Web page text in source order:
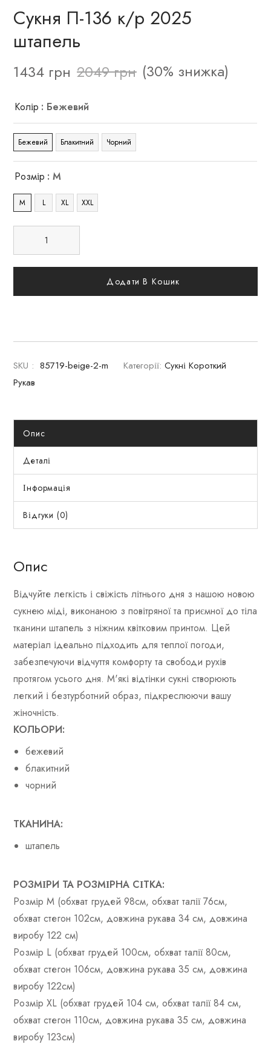
Сукня П-136 к/р 2025
штапель
1434 грн 2049грн (30% знижка)
Колір : Бежевий
Бежевий Блакитний Чорний
Розмір : M
M L XL XXL
Додати В Кошик
SKU : 85719-beige-2-m Категорії: Сукні Короткий
Рукав
Опис
Деталі
Інформація
Відгуки (0)
Опис
Відчуйте легкість і свіжість літнього дня з нашою новою
сукнею міді, виконаною з повітряної та приємної до тіла
тканини штапель з ніжним квітковим принтом. Цей
матеріал ідеально підходить для теплої погоди,
забезпечуючи відчуття комфорту та свободи рухів
протягом усього дня. М'які відтінки сукні створюють
легкий і безтурботний образ, підкреслюючи вашу
жіночність.
КОЛЬОРИ:
бежевий
блакитний
чорний
ТКАНИНА:
штапель
РОЗМІРИ ТА РОЗМІРНА СІТКА:
Розмір M (обхват грудей 98см, обхват талії 76см,
обхват стегон 102см, довжина рукава 34 см, довжина
виробу 122 см)
Розмір L (обхват грудей 100см, обхват талії 80см,
обхват стегон 106см, довжина рукава 35 см, довжина
виробу 122см)
Розмір XL (обхват грудей 104 см, обхват талії 84 см,
обхват стегон 110см, довжина рукава 35 см, довжина
виробу 123см)